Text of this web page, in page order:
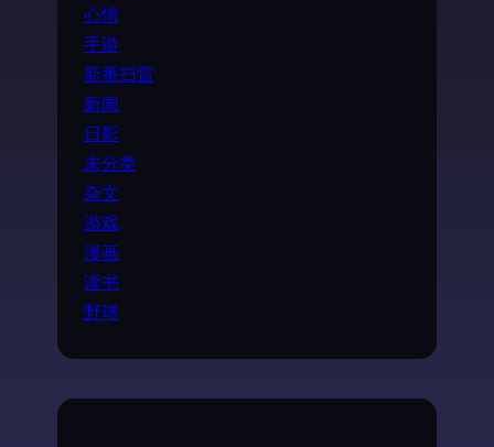
心情
手游
新番扫雷
新闻
日影
未分类
杂文
游戏
漫画
读书
野球